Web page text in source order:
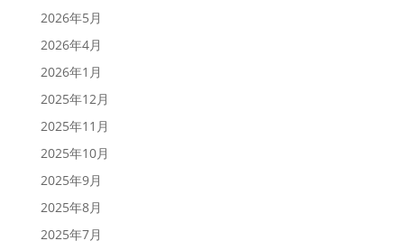
2026年5月
2026年4月
2026年1月
2025年12月
2025年11月
2025年10月
2025年9月
2025年8月
2025年7月